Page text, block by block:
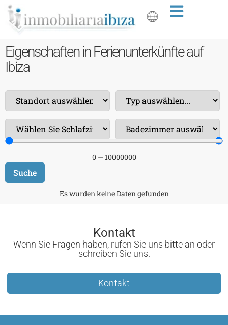
Eigenschaften in Ferienunterkünfte auf
Ibiza
0 —10000000
Suche
Es wurden keine Daten gefunden
Kontakt
Wenn Sie Fragen haben, rufen Sie uns bitte an oder
schreiben Sie uns.
Kontakt